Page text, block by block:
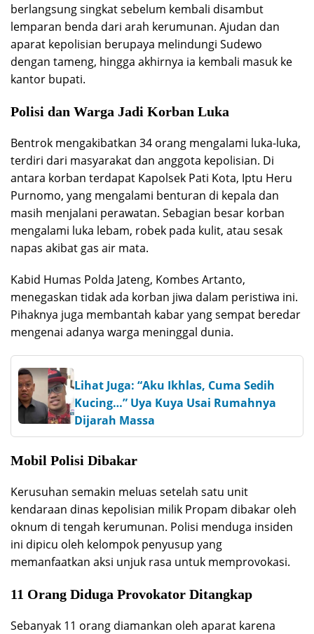
berlangsung singkat sebelum kembali disambut
lemparan benda dari arah kerumunan. Ajudan dan
aparat kepolisian berupaya melindungi Sudewo
dengan tameng, hingga akhirnya ia kembali masuk ke
kantor bupati.
Polisi dan Warga Jadi Korban Luka
Bentrok mengakibatkan 34 orang mengalami luka-luka,
terdiri dari masyarakat dan anggota kepolisian. Di
antara korban terdapat Kapolsek Pati Kota, Iptu Heru
Purnomo, yang mengalami benturan di kepala dan
masih menjalani perawatan. Sebagian besar korban
mengalami luka lebam, robek pada kulit, atau sesak
napas akibat gas air mata.
Kabid Humas Polda Jateng, Kombes Artanto,
menegaskan tidak ada korban jiwa dalam peristiwa ini.
Pihaknya juga membantah kabar yang sempat beredar
mengenai adanya warga meninggal dunia.
Lihat Juga: “Aku Ikhlas, Cuma Sedih
Kucing…” Uya Kuya Usai Rumahnya
Dijarah Massa
Mobil Polisi Dibakar
Kerusuhan semakin meluas setelah satu unit
kendaraan dinas kepolisian milik Propam dibakar oleh
oknum di tengah kerumunan. Polisi menduga insiden
ini dipicu oleh kelompok penyusup yang
memanfaatkan aksi unjuk rasa untuk memprovokasi.
11 Orang Diduga Provokator Ditangkap
Sebanyak 11 orang diamankan oleh aparat karena